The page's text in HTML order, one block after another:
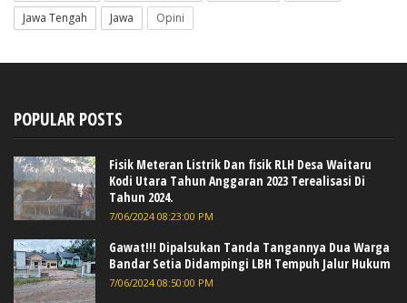
Jawa Tengah
Jawa Opini
POPULAR POSTS
Fisik Meteran Listrik Dan fisik RLH Desa Waitaru
Kodi Utara Tahun Anggaran 2023 Terealisasi Di
Tahun 2024.
7/06/2024 08:23:00 PM
Gawat!!! Dipalsukan Tanda Tangannya Dua Warga
Bandar Setia Didampingi LBH Tempuh Jalur Hukum
7/06/2024 08:50:00 PM